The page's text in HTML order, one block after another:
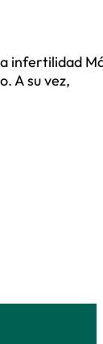
infertilidad
A su vez,